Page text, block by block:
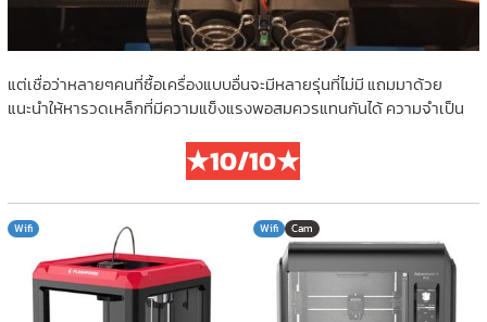
แต่เชื่อว่าหลายๆคนที่ซื้อเครื่องแบบอื่นจะมีหลายรุ่นที่ไม่มี แถมมาด้วย
แนะนำให้หารวดเหล็กที่มีความแข็งแรงพอสมควรแทนกันได้ ความจำเป็น
★10/10★
Wifi Wifi Cam